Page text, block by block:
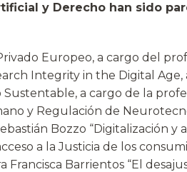
y Derecho han sido
Europeo, a cargo del
Integrity in the Digital Age,
a cargo de la
y Regulación de
Bozzo “Digitalización
a la Justicia de los
Francisca Barrientos “El